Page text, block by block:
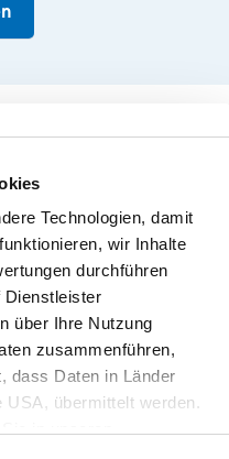
Technologien, damit
wir Inhalte
durchführen
Dienstleister
über Ihre Nutzung
zusammenführen,
dass Daten in Länder
USA, übermittelt werden.